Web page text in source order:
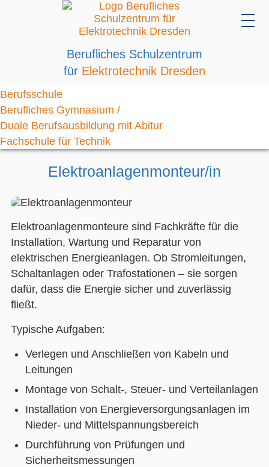
Berufliches Schulzentrum
für Elektrotechnik Dresden
Berufsschule
Berufliches Gymnasium /
Duale Berufsausbildung mit Abitur
Fachschule für Technik
Elektroanlagenmonteur/in
Elektroanlagenmonteure sind Fachkräfte für die
Installation, Wartung und Reparatur von
elektrischen Energieanlagen. Ob Stromleitungen,
Schaltanlagen oder Trafostationen – sie sorgen
dafür, dass die Energie sicher und zuverlässig
fließt.
Typische Aufgaben:
Verlegen und Anschließen von Kabeln und
Leitungen
Montage von Schalt-, Steuer- und Verteilanlagen
Installation von Energieversorgungsanlagen im
Nieder- und Mittelspannungsbereich
Durchführung von Prüfungen und
Sicherheitsmessungen